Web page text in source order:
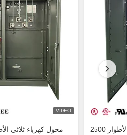
VIDEO
محول كهرباء ثلاثي
محول معزول مثبت على وسادة ثلاثي الأطوار 2500